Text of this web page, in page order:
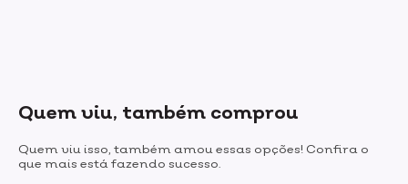
Quem viu, também comprou
Quem viu isso, também amou essas opções! Confira o
que mais está fazendo sucesso.